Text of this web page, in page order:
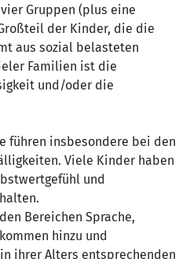
Gruppen (plus eine
der Kinder, die die
aus sozial belasteten
Familien ist die
und/oder die
führen insbesondere bei den
Viele Kinder haben
und
Bereichen Sprache,
hinzu und
ihrer Alters entsprechenden